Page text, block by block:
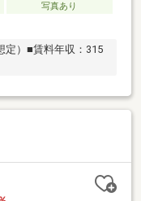
写真あり
定）■賃料年収：315